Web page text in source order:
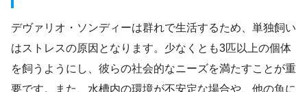
デヴァリオ・ソンディーは群れで生活するため、単独飼い
はストレスの原因となります。少なくとも3匹以上の個体
を飼うようにし、彼らの社会的なニーズを満たすことが重
要です。また、水槽内の環境が不安定な場合や、他の魚に